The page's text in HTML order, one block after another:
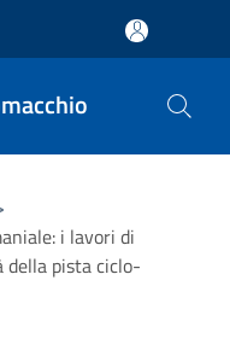
i lavori di
della pista ciclo-